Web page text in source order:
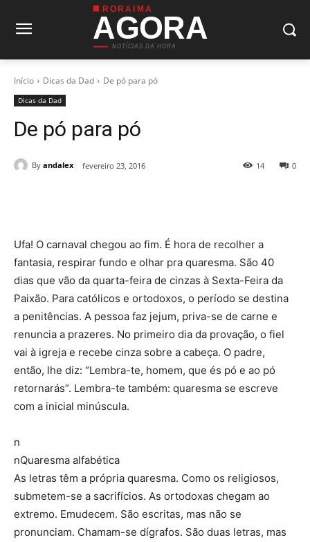
RORAIMA
AGORA
NOTÍCIAS DA HORA
Início Dicas da Dad De pó para pó
Dicas da Dad
De pó para pó
By andalex fevereiro 23, 2016 0
14
Ufa! O carnaval chegou ao fim. É hora de recolher a
fantasia, respirar fundo e olhar pra quaresma. São 40
dias que vão da quarta-feira de cinzas à Sexta-Feira da
Paixão. Para católicos e ortodoxos, o período se destina
a penitências. A pessoa faz jejum, priva-se de carne e
renuncia a prazeres. No primeiro dia da provação, o fiel
vai à igreja e recebe cinza sobre a cabeça. O padre,
então, lhe diz: “Lembra-te, homem, que és pó e ao pó
retornarás”. Lembra-te também: quaresma se escreve
com a inicial minúscula.
n
nQuaresma alfabética
As letras têm a própria quaresma. Como os religiosos,
submetem-se a sacrifícios. As ortodoxas chegam ao
extremo. Emudecem. São escritas, mas não se
pronunciam. Chamam-se dígrafos. São duas letras, mas